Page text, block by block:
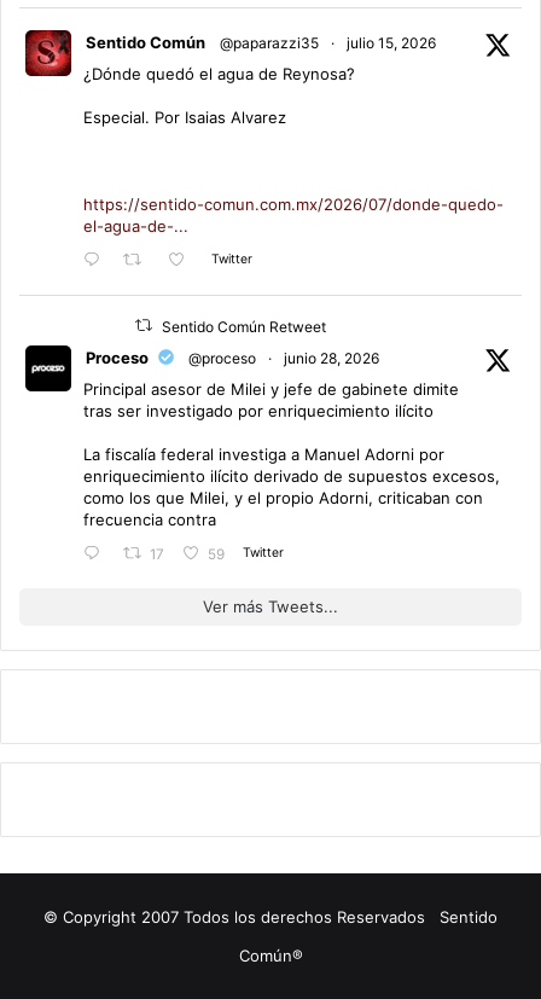
Sentido Común @paparazzi35 · julio 15, 2026
¿Dónde quedó el agua de Reynosa?
Especial. Por Isaias Alvarez
https://sentido-comun.com.mx/2026/07/donde-quedo-
el-agua-de-...
Twitter
Sentido Común Retweet
Proceso @proceso · junio 28, 2026
Principal asesor de Milei y jefe de gabinete dimite
tras ser investigado por enriquecimiento ilícito
La fiscalía federal investiga a Manuel Adorni por
enriquecimiento ilícito derivado de supuestos excesos,
como los que Milei, y el propio Adorni, criticaban con
frecuencia contra
17 59 Twitter
Ver más Tweets...
© Copyright 2007 Todos los derechos Reservados Sentido
Común®